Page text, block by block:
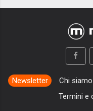
Newsletter Chi siamo
Termini e